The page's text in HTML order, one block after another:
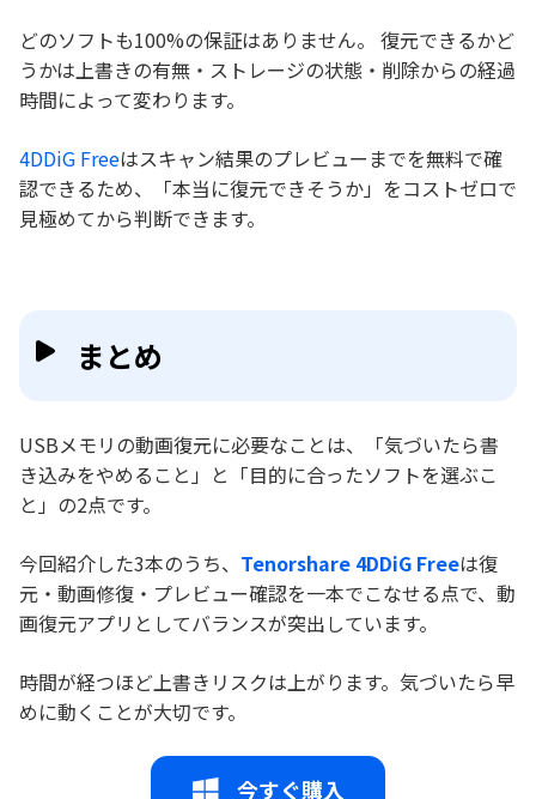
どのソフトも100%の保証はありません。 復元できるかど
うかは上書きの有無・ストレージの状態・削除からの経過
時間によって変わります。
4DDiG Freeはスキャン結果のプレビューまでを無料で確
認できるため、「本当に復元できそうか」をコストゼロで
見極めてから判断できます。
まとめ
USBメモリの動画復元に必要なことは、「気づいたら書
き込みをやめること」と「目的に合ったソフトを選ぶこ
と」の2点です。
今回紹介した3本のうち、 Tenorshare 4DDiG Freeは復
元・動画修復・プレビュー確認を一本でこなせる点で、動
画復元アプリとしてバランスが突出しています。
時間が経つほど上書きリスクは上がります。気づいたら早
めに動くことが大切です。
今すぐ購入